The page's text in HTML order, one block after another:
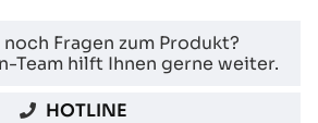
noch Fragen zum Produkt?
Team hilft Ihnen gerne weiter.
HOTLINE